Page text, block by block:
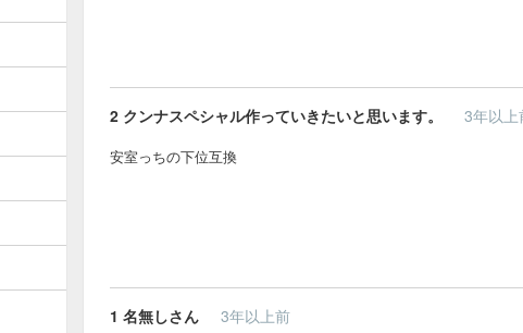
2 クンナスペシャル作っていきたいと思います。 3年以上
安室っちの下位互換
1 名無しさん 3年以上前